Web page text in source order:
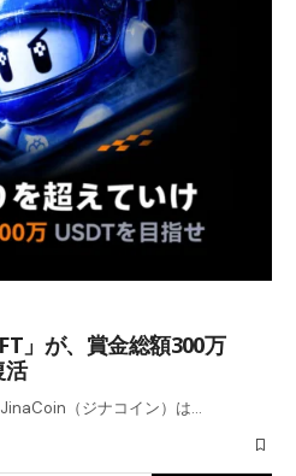
」が、賞金総額300万
活
（ジナコイン）は…